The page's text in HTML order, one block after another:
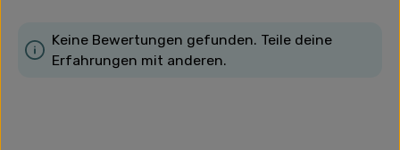
Keine Bewertungen gefunden. Teile deine
Erfahrungen mit anderen.